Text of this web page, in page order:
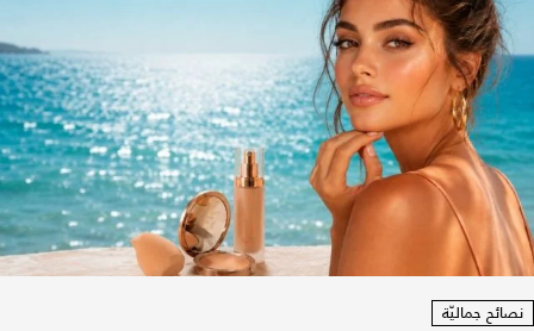
نصائح جماليّة